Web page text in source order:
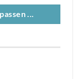
...